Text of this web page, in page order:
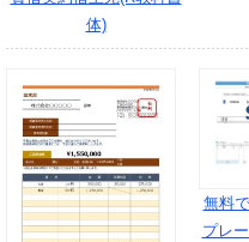
体)
無料
プレ